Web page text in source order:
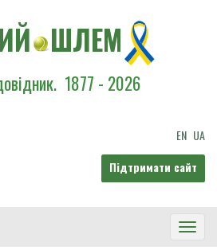
ШЛЕМ
1877 - 2026
EN UA
Підтримати сайт